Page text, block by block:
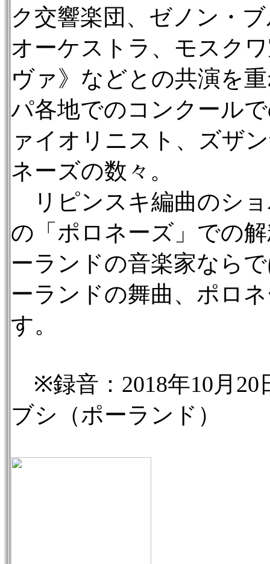
ク交響楽団、ゼノン・
オーケストラ、モスク
ヴァ》などとの共演を
パ各地でのコンクール
ァイオリニスト、ズザ
ネーズの数々。
リピンスキ編曲のシ
の「ポロネーズ」での
ーランドの音楽家なら
ーランドの舞曲、ポロ
す。
※録音：2018年10月20
ブシ（ポーランド）